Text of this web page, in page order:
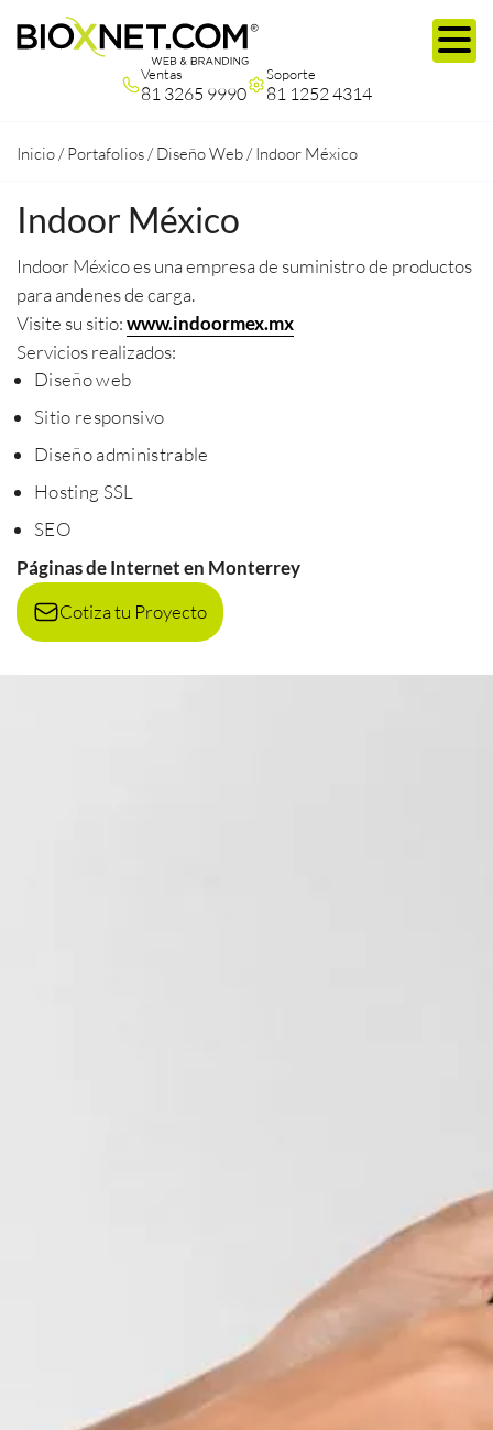
Ventas
81 3265 9990
Soporte
81 1252 4314
Inicio /Portafolios /Diseño Web /Indoor México
Indoor México
Indoor México es una empresa de suministro de productos
para andenes de carga.
Visite su sitio:www.indoormex.mx
Servicios realizados:
Diseño web
Sitio responsivo
Diseño administrable
Hosting SSL
SEO
Páginas de Internet en Monterrey
Cotiza tu Proyecto